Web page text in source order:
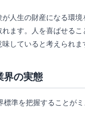
人生の財産になる環
ます。人を喜ばせる
していると考えられま
界の実態
準を把握することが